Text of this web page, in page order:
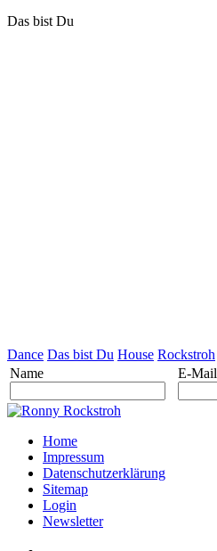
Das bist Du
Dance Das bist Du House Rockstroh
Name
E-Mail
Home
Impressum
Datenschutzerklärung
Sitemap
Login
Newsletter